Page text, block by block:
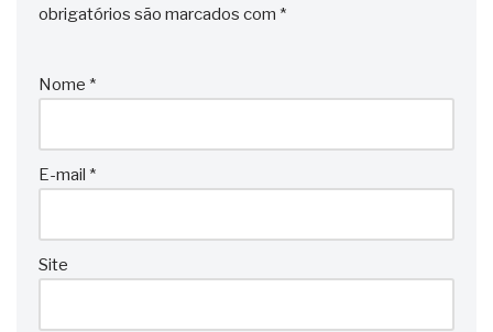
obrigatórios são marcados com *
Nome *
E-mail *
Site